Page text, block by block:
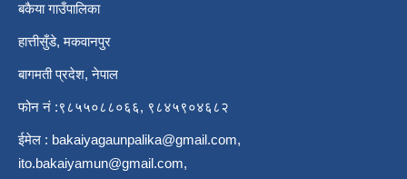
बकैया गाउँपालिका
हात्तीसुँडे, मकवानपुर
बागमती प्रदेश, नेपाल
फोन नं :९८५५०८८०६६, ९८४५९०४६८२
ईमेल : bakaiyagaunpalika@gmail.com,
ito.bakaiyamun@gmail.com,